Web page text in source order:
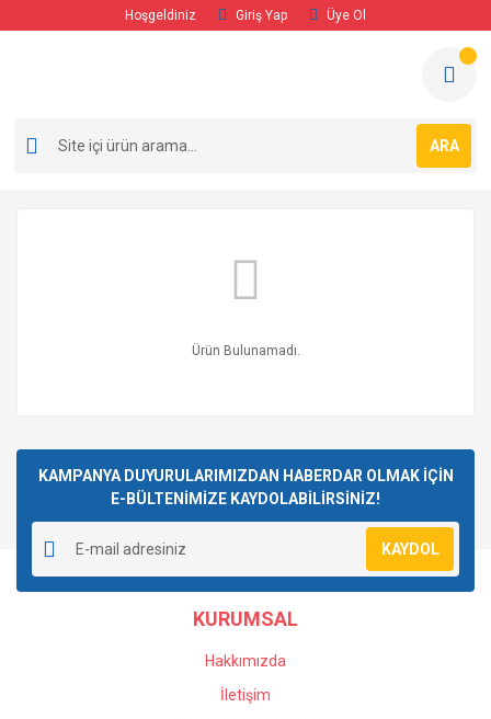
Hoşgeldiniz Giriş Yap Üye Ol
ARA
Ürün Bulunamadı.
KAMPANYA DUYURULARIMIZDAN HABERDAR OLMAK İÇİN
E-BÜLTENİMİZE KAYDOLABİLİRSİNİZ!
KAYDOL
KURUMSAL
Hakkımızda
İletişim